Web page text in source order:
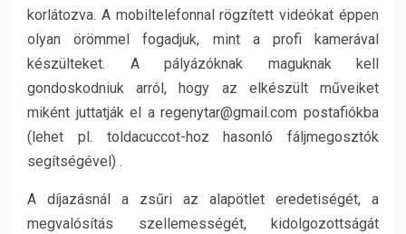
korlátozva. A mobiltelefonnal rögzített videókat éppen
olyan örömmel fogadjuk, mint a profi kamerával
készülteket. A pályázóknak maguknak kell
gondoskodniuk arról, hogy az elkészült műveiket
miként juttatják el a regenytar@gmail.com postafiókba
(lehet pl. toldacuccot-hoz hasonló fáljmegosztók
segítségével) .
A díjazásnál a zsűri az alapötlet eredetiségét, a
megvalósítás szellemességét, kidolgozottságát